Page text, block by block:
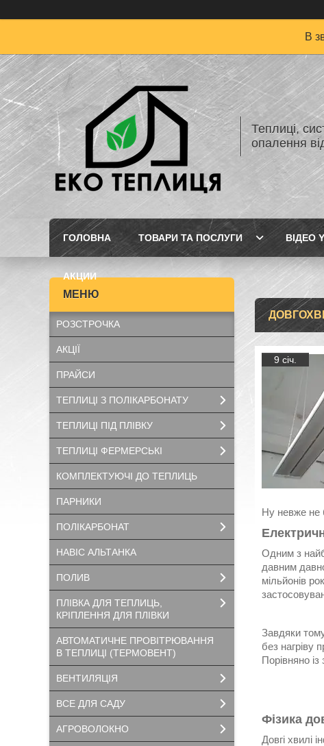
В
Теплиці,
опалення
ГОЛОВНА ТОВАРИ ТА ПОСЛУГИ ВІДЕО
АКЦИИ
9 січ.
Ну невже не
Одним з
давним
мільйонів
Завдяки
без нагріву
Порівняно
Фізика
Довгі хвилі
РОЗСТРОЧКА
АКЦІЇ
ПРАЙСИ
ТЕПЛИЦІ З ПОЛІКАРБОНАТУ
ТЕПЛИЦІ ПІД ПЛІВКУ
ТЕПЛИЦІ ФЕРМЕРСЬКІ
КОМПЛЕКТУЮЧІ ДО ТЕПЛИЦЬ
ПАРНИКИ
ПОЛІКАРБОНАТ
НАВІС АЛЬТАНКА
ПОЛИВ
ПЛІВКА ДЛЯ ТЕПЛИЦЬ,
КРІПЛЕННЯ ДЛЯ ПЛІВКИ
АВТОМАТИЧНЕ ПРОВІТРЮВАННЯ
В ТЕПЛИЦІ (ТЕРМОВЕНТ)
ВЕНТИЛЯЦІЯ
ВСЕ ДЛЯ САДУ
АГРОВОЛОКНО